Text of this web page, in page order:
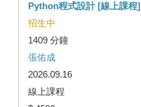
Python程式設計 [線上課程]
招生中
1409 分鐘
張佑成
2026.09.16
線上課程